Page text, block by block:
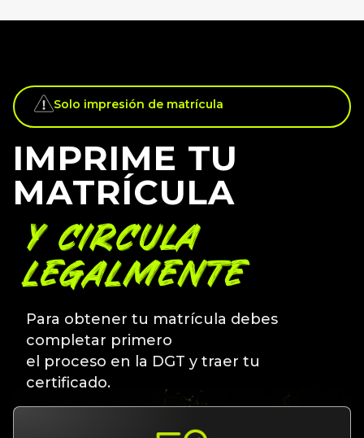
Solo impresión de matrícula
IMPRIME TU
MATRÍCULA
Y CIRCULA
LEGALMENTE
Para obtener tu matrícula debes
completar primero
el proceso en la DGT y traer tu
certificado.